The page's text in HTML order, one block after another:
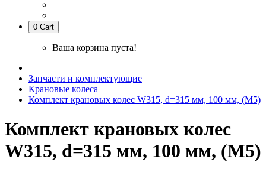
0 Cart
Ваша корзина пуста!
Запчасти и комплектующие
Крановые колеса
Комплект крановых колес W315, d=315 мм, 100 мм, (М5)
Комплект крановых колес
W315, d=315 мм, 100 мм, (М5)